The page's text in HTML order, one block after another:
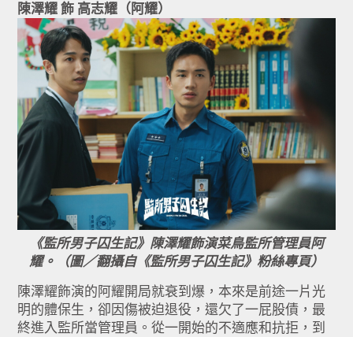
陳澤耀 飾 高志耀（阿耀）
《監所男子囚生記》陳澤耀飾演菜鳥監所管理員阿
耀。（圖／翻攝自《監所男子囚生記》粉絲專頁）
陳澤耀飾演的阿耀開局就衰到爆，本來是前途一片光
明的體保生，卻因傷被迫退役，還欠了一屁股債，最
終進入監所當管理員。從一開始的不適應和抗拒，到